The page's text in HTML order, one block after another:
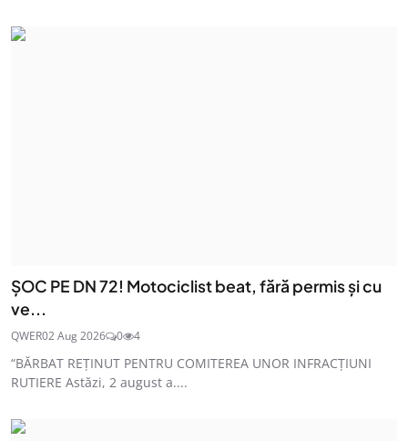
ȘOC PE DN 72! Motociclist beat, fără permis și cu
ve...
QWER02 Aug 2026 0 4
“BĂRBAT REȚINUT PENTRU COMITEREA UNOR INFRACȚIUNI
RUTIERE Astăzi, 2 august a....